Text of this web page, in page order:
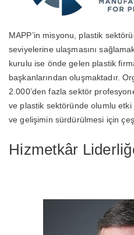
MAPP’in misyonu, plastik
seviyelerine ulaşmasını
kurulu ise önde gelen plastik
başkanlarından oluşmaktadır.
2.000’den fazla sektör
ve plastik sektöründe olumlu
ve gelişimin sürdürülmesi için
Hizmetkâr